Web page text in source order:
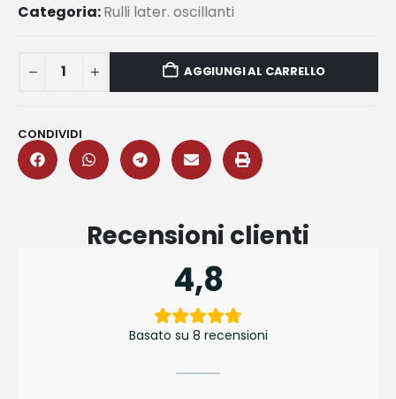
Categoria:Rulli later. oscillanti
AGGIUNGI AL CARRELLO
CONDIVIDI
Recensioni clienti
4,8
Basato su 8 recensioni